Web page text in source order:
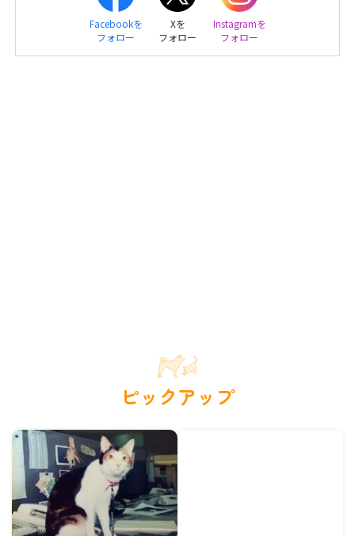
Facebookを
フォロー
Xを
フォロー
Instagramを
フォロー
ピックアップ